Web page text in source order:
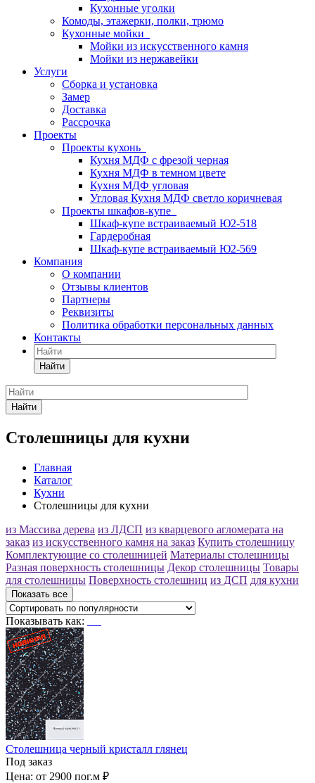
Кухонные уголки
Комоды, этажерки, полки, трюмо
Кухонные мойки
Мойки из искусственного камня
Мойки из нержавейки
Услуги
Сборка и установка
Замер
Доставка
Рассрочка
Проекты
Проекты кухонь
Кухня МДФ с фрезой черная
Кухня МДФ в темном цвете
Кухня МДФ угловая
Угловая Кухня МДФ светло коричневая
Проекты шкафов-купе
Шкаф-купе встраиваемый Ю2-518
Гардеробная
Шкаф-купе встраиваемый Ю2-569
Компания
О компании
Отзывы клиентов
Партнеры
Реквизиты
Политика обработки персональных данных
Контакты
Найти
Найти
Столешницы для кухни
Главная
Каталог
Кухни
Столешницы для кухни
из Массива дерева из ЛДСП из кварцевого агломерата на
заказ из искусственного камня на заказ Купить столешницу
Комплектующие со столешницей Материалы столешницы
Разная поверхность столешницы Декор столешницы Товары
для столешницы Поверхность столешниц из ДСП для кухни
Показать все
Показывать как:
Столешница черный кристалл глянец
Под заказ
Цена: от 2900 пог.м ₽